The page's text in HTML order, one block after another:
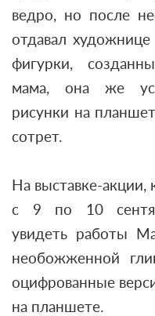
ведро, но после
отдавал
фигурки,
мама, она же
рисунки на
сотрет.
На выставке-акции,
с 9 по 10
увидеть работы
необожженной
оцифрованные
на планшете.